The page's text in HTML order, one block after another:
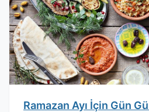
Ramazan Ayı İçin Gün